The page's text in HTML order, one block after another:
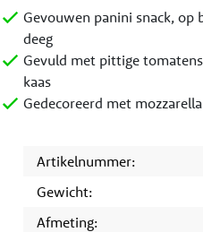
Gevouwen panini snack, op
deeg
Gevuld met pittige
kaas
Gedecoreerd met
Artikelnummer:
Gewicht:
Afmeting: